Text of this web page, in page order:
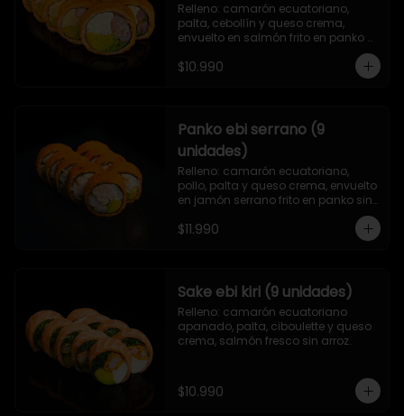
Relleno: camarón ecuatoriano,
palta, cebollín y queso crema,
envuelto en salmón frito en panko
$10.990
Panko ebi serrano (9
unidades)
Relleno: camarón ecuatoriano,
pollo, palta y queso crema, envuelto
en jamón serrano frito en panko sin
$11.990
Sake ebi kiri (9 unidades)
Relleno: camarón ecuatoriano
apanado, palta, ciboulette y queso
crema, salmón fresco sin arroz.
$10.990